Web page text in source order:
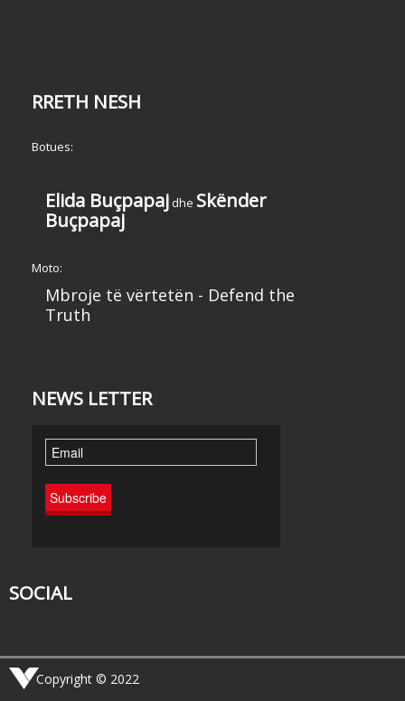
RRETH NESH
Botues:
Elida Buçpapaj dhe Skënder
Buçpapaj
Moto:
Mbroje të vërtetën - Defend the
Truth
NEWS LETTER
SOCIAL
Copyright © 2022